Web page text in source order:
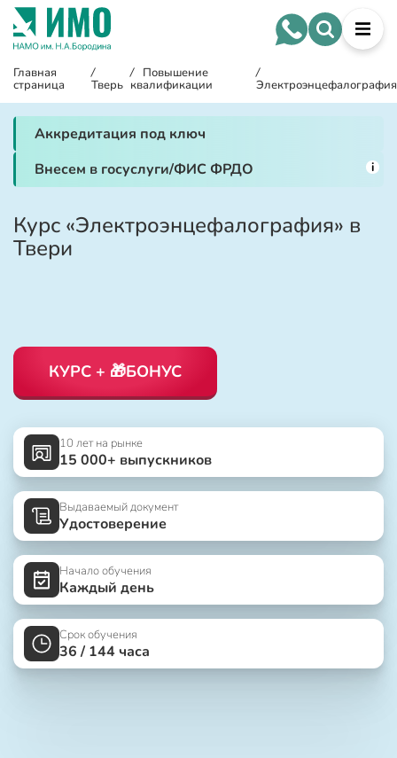
Главная
страница
/
Тверь
/ Повышение
квалификации
/
Электроэнцефалография
Аккредитация под ключ
Внесем в госуслуги/ФИС ФРДО
i
Курс «Электроэнцефалография» в
Твери
КУРС + 🎁БОНУС
10 лет на рынке
15 000+ выпускников
Выдаваемый документ
Удостоверение
Начало обучения
Каждый день
Срок обучения
36 / 144 часа